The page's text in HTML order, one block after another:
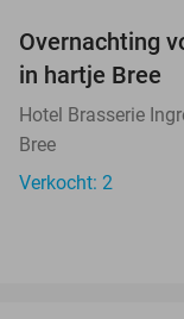
TODAY
Overnachting
in hartje Bree
Hotel Brasserie
Bree
Verkocht: 2